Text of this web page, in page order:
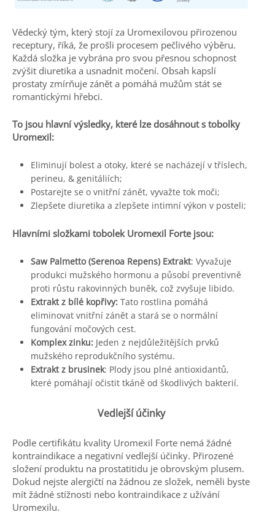
Vědecký tým, který stojí za Uromexilovou přirozenou
receptury, říká, že prošli procesem pečlivého výběru.
Každá složka je vybrána pro svou přesnou schopnost
zvýšit diuretika a usnadnit močení. Obsah kapslí
prostaty zmírňuje zánět a pomáhá mužům stát se
romantickými hřebci.
To jsou hlavní výsledky, které lze dosáhnout s tobolky
Uromexil:
Eliminují bolest a otoky, které se nacházejí v tříslech,
perineu, & genitáliích;
Postarejte se o vnitřní zánět, vyvažte tok moči;
Zlepšete diuretika a zlepšete intimní výkon v posteli;
Hlavními složkami tobolek Uromexil Forte jsou:
Saw Palmetto (Serenoa Repens) Extrakt: Vyvažuje
produkci mužského hormonu a působí preventivně
proti růstu rakovinných buněk, což zvyšuje libido.
Extrakt z bílé kopřivy: Tato rostlina pomáhá
eliminovat vnitřní zánět a stará se o normální
fungování močových cest.
Komplex zinku: Jeden z nejdůležitějších prvků
mužského reprodukčního systému.
Extrakt z brusinek: Plody jsou plné antioxidantů,
které pomáhají očistit tkáně od škodlivých bakterií.
Vedlejší účinky
Podle certifikátu kvality Uromexil Forte nemá žádné
kontraindikace a negativní vedlejší účinky. Přirozené
složení produktu na prostatitidu je obrovským plusem.
Dokud nejste alergičtí na žádnou ze složek, neměli byste
mít žádné stížnosti nebo kontraindikace z užívání
Uromexilu.